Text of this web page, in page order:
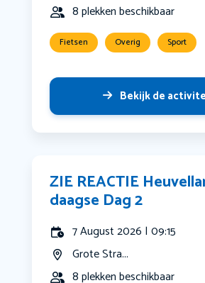
8 plekken beschikbaar
Fietsen Overig Sport
Bekijk de
ZIE REACTIE
daagse Dag 2
7 August 2026 | 09:15
Grote Stra...
8 plekken beschikbaar